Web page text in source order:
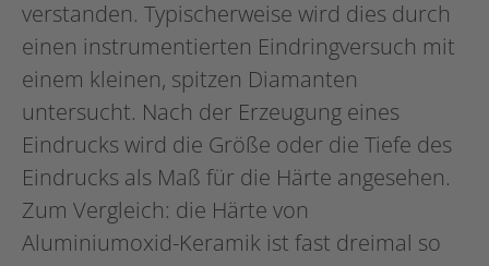
verstanden. Typischerweise wird dies durch
einen instrumentierten Eindringversuch mit
einem kleinen, spitzen Diamanten
untersucht. Nach der Erzeugung eines
Eindrucks wird die Größe oder die Tiefe des
Eindrucks als Maß für die Härte angesehen.
Zum Vergleich: die Härte von
Aluminiumoxid-Keramik ist fast dreimal so